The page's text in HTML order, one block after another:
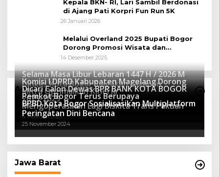
Kepala BKN- RI, Lari Sambil Berdonasi
di Ajang Pati Korpri Fun Run 5K
26 Januari 2026
Melalui Overland 2025 Bupati Bogor
Dorong Promosi Wisata dan
Pelestarian Alam
14 Desember 2025
Advertorial
Selama Masa Libur Lebaran 1447 H / 2026 M
Dinkes Kota Bogor Siagakan Layanan
Kesehatan
16 Maret 2026
Komisi I DPRD Kabupaten Magelang Dorong
Mitra Optimalkan Kinerja
27 Mei 2025
Dicari Calon Dewas BPR BANK KOTA BOGOR
2025-2029
15 April 2025
Pemkot Bogor Terus Berupaya
Mengoperasikan Lagi Biskita Trans Pakuan
4 Februari 2025
BPBD Kota Bogor Sosialisasikan Multiplatform
Peringatan Dini Bencana
25 November 2024
Jawa Barat